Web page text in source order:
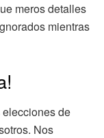
meros detalles
mientras
de
Nos